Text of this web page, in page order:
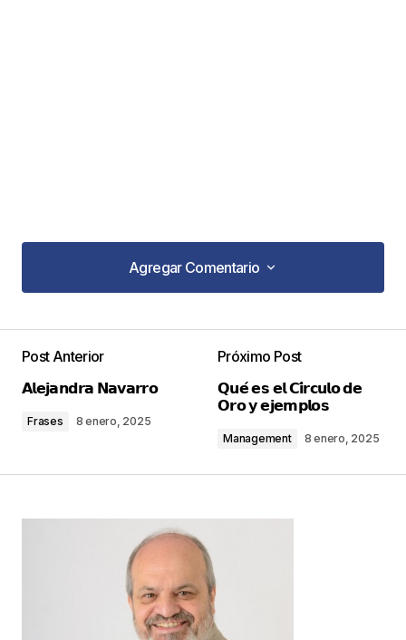
Agregar Comentario
Agregar Comentario
publicada. Los campos obligatorios están
*
Post Anterior
𝗔𝗹𝗲𝗷𝗮𝗻𝗱𝗿𝗮 𝗡𝗮𝘃𝗮𝗿𝗿𝗼
Frases 8 enero, 2025
Próximo Post
𝗤𝘂𝗲́ 𝗲𝘀 𝗲𝗹 𝗖𝗶́𝗿𝗰𝘂𝗹𝗼 𝗱𝗲
𝗢𝗿𝗼 𝘆 𝗲𝗷𝗲𝗺𝗽𝗹𝗼𝘀
Management 8 enero, 2025